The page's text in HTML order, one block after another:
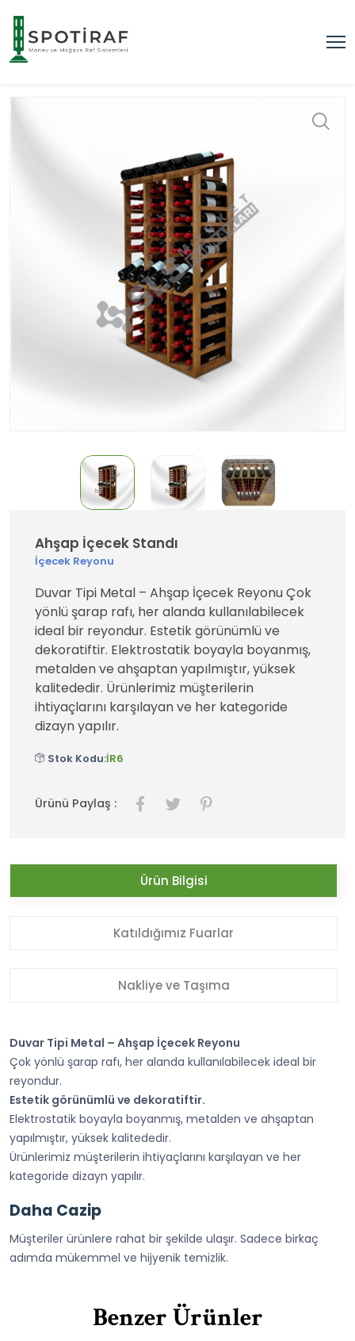
Ahşap İçecek Standı
İçecek Reyonu
Duvar Tipi Metal – Ahşap İçecek Reyonu Çok
yönlü şarap rafı, her alanda kullanılabilecek
ideal bir reyondur. Estetik görünümlü ve
dekoratiftir. Elektrostatik boyayla boyanmış,
metalden ve ahşaptan yapılmıştır, yüksek
kalitededir. Ürünlerimiz müşterilerin
ihtiyaçlarını karşılayan ve her kategoride
dizayn yapılır.
Stok Kodu:İR6
Ürünü Paylaş :
Ürün Bilgisi
Katıldığımız Fuarlar
Nakliye ve Taşıma
Duvar Tipi Metal – Ahşap İçecek Reyonu
Çok yönlü şarap rafı, her alanda kullanılabilecek ideal bir
reyondur.
Estetik görünümlü ve dekoratiftir.
Elektrostatik boyayla boyanmış, metalden ve ahşaptan
yapılmıştır, yüksek kalitededir.
Ürünlerimiz müşterilerin ihtiyaçlarını karşılayan ve her
kategoride dizayn yapılır.
Daha Cazip
Müşteriler ürünlere rahat bir şekilde ulaşır. Sadece birkaç
adımda mükemmel ve hijyenik temizlik.
Benzer Ürünler